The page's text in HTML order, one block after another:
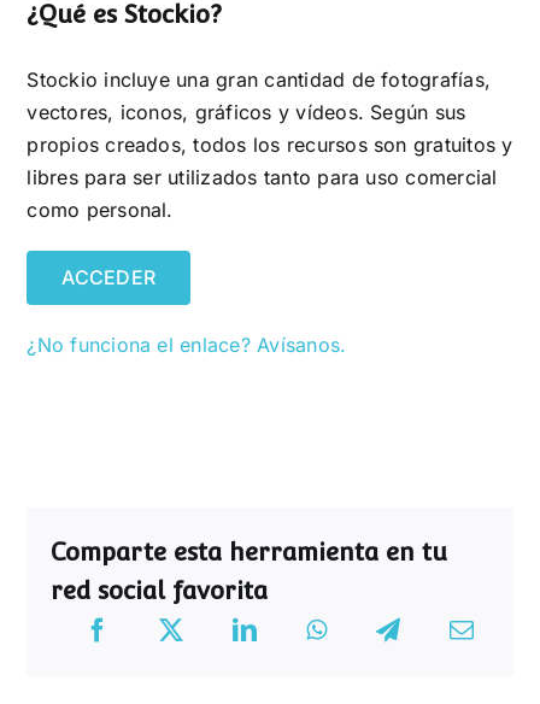
¿Qué es Stockio?
Stockio incluye una gran cantidad de fotografí­as,
vectores, iconos, gráficos y vídeos. Según sus
propios creados, todos los recursos son gratuitos y
libres para ser utilizados tanto para uso comercial
como personal.
ACCEDER
¿No funciona el enlace? Avísanos.
Comparte esta herramienta en tu
red social favorita